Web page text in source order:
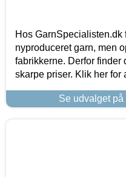
Hos GarnSpecialisten.dk
nyproduceret garn, men
fabrikkerne. Derfor finder
skarpe priser. Klik her for
Se udvalget